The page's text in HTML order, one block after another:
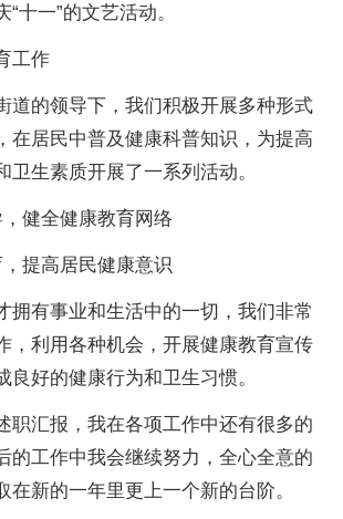
十一”的文艺活动。
工作
道的领导下，我们积极开展多种形式
在居民中普及健康科普知识，为提高
卫生素质开展了一系列活动。
健全健康教育网络
提高居民健康意识
拥有事业和生活中的一切，我们非常
，利用各种机会，开展健康教育宣传
良好的健康行为和卫生习惯。
职汇报，我在各项工作中还有很多的
的工作中我会继续努力，全心全意的
在新的一年里更上一个新的台阶。